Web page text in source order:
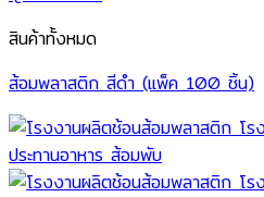
สินค้าทั้งหมด
ส้อมพลาสติก สีดำ (แพ็ค 100 ชิ้น)